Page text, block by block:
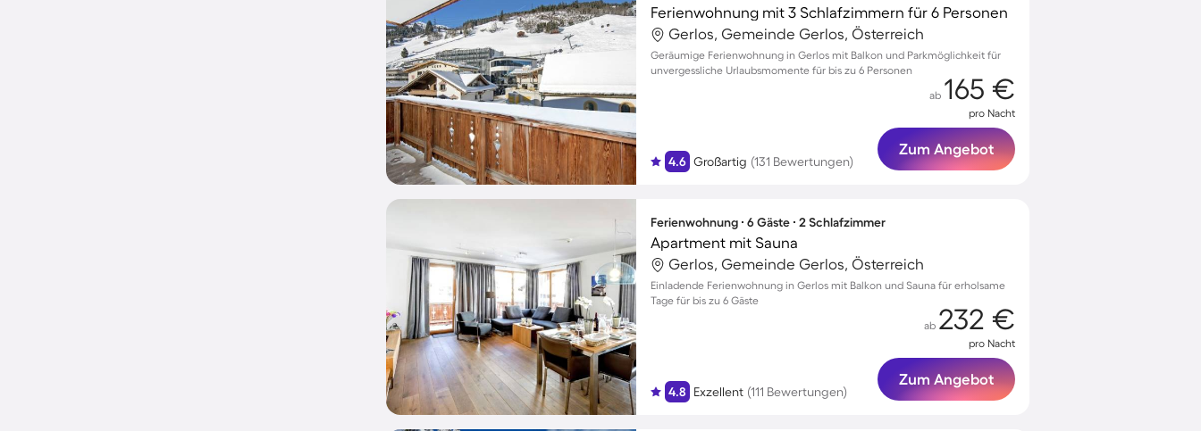
Ferienwohnung mit 3 Schlafzimmern für 6 Personen
Gerlos, Gemeinde Gerlos, Österreich
Geräumige Ferienwohnung in Gerlos mit Balkon und Parkmöglichkeit für
unvergessliche Urlaubsmomente für bis zu 6 Personen
4.6 Großartig (131 Bewertungen)
ab 165 €
pro Nacht
Zum Angebot
Ferienwohnung ∙ 6 Gäste ∙ 2 Schlafzimmer
Apartment mit Sauna
Gerlos, Gemeinde Gerlos, Österreich
Einladende Ferienwohnung in Gerlos mit Balkon und Sauna für erholsame
Tage für bis zu 6 Gäste
4.8 Exzellent (111 Bewertungen)
ab 232 €
pro Nacht
Zum Angebot